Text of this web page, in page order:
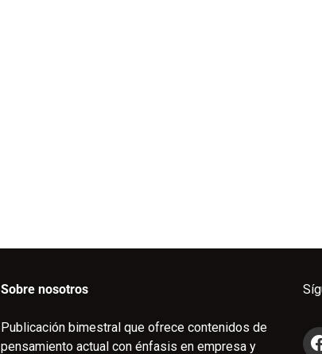
Sobre nosotros
Publicación bimestral que ofrece contenidos de
pensamiento actual con énfasis en empresa y